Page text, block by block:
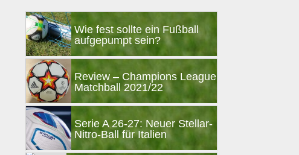
Wie fest sollte ein Fußball
aufgepumpt sein?
Review – Champions League
Matchball 2021/22
Serie A 26-27: Neuer Stellar-
Nitro-Ball für Italien